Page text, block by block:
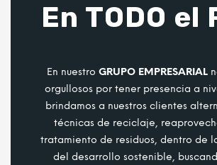
En TODO el
En nuestro GRUPO EMPRESARIAL
orgullosos por tener presencia a
brindamos a nuestros clientes
técnicas de reciclaje,
tratamiento de residuos, dentro de
del desarrollo sostenible,